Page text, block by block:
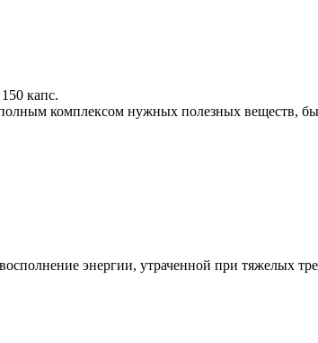
150 капс.
комплексом нужных полезных веществ,
энергии, утраченной при тяжелых